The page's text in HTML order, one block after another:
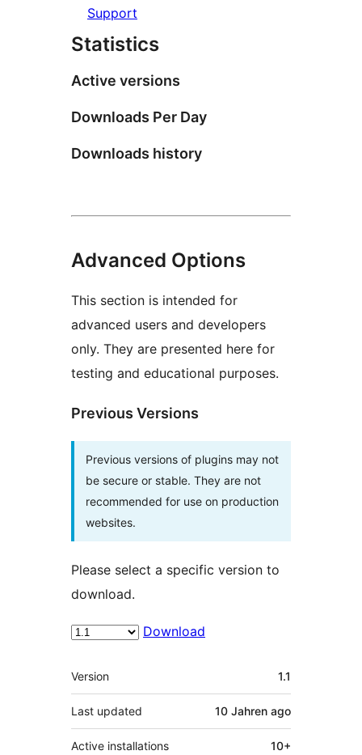
Support
Statistics
Active versions
Downloads Per Day
Downloads history
Advanced Options
This section is intended for
advanced users and developers
only. They are presented here for
testing and educational purposes.
Previous Versions
Previous versions of plugins may not
be secure or stable. They are not
recommended for use on production
websites.
Please select a specific version to
download.
Download
Meta
Version 1.1
Last updated 10 Jahren ago
Active installations 10+